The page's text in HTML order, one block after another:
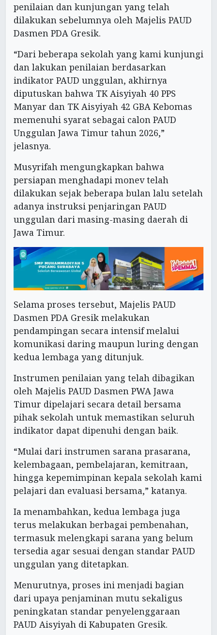
penilaian dan kunjungan yang telah
dilakukan sebelumnya oleh Majelis PAUD
Dasmen PDA Gresik.
“Dari beberapa sekolah yang kami kunjungi
dan lakukan penilaian berdasarkan
indikator PAUD unggulan, akhirnya
diputuskan bahwa TK Aisyiyah 40 PPS
Manyar dan TK Aisyiyah 42 GBA Kebomas
memenuhi syarat sebagai calon PAUD
Unggulan Jawa Timur tahun 2026,”
jelasnya.
Musyrifah mengungkapkan bahwa
persiapan menghadapi monev telah
dilakukan sejak beberapa bulan lalu setelah
adanya instruksi penjaringan PAUD
unggulan dari masing-masing daerah di
Jawa Timur.
Selama proses tersebut, Majelis PAUD
Dasmen PDA Gresik melakukan
pendampingan secara intensif melalui
komunikasi daring maupun luring dengan
kedua lembaga yang ditunjuk.
Instrumen penilaian yang telah dibagikan
oleh Majelis PAUD Dasmen PWA Jawa
Timur dipelajari secara detail bersama
pihak sekolah untuk memastikan seluruh
indikator dapat dipenuhi dengan baik.
“Mulai dari instrumen sarana prasarana,
kelembagaan, pembelajaran, kemitraan,
hingga kepemimpinan kepala sekolah kami
pelajari dan evaluasi bersama,” katanya.
Ia menambahkan, kedua lembaga juga
terus melakukan berbagai pembenahan,
termasuk melengkapi sarana yang belum
tersedia agar sesuai dengan standar PAUD
unggulan yang ditetapkan.
Menurutnya, proses ini menjadi bagian
dari upaya penjaminan mutu sekaligus
peningkatan standar penyelenggaraan
PAUD Aisyiyah di Kabupaten Gresik.